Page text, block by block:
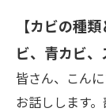
【カビの種
ビ、青カビ、
皆さん、こん
お話しします